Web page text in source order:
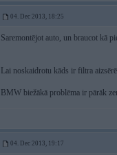
04. Dec 2013, 18:25
Saremontējot auto, un braucot kā
Lai noskaidrotu kāds ir filtra
BMW biežākā problēma ir pārāk
04. Dec 2013, 19:17